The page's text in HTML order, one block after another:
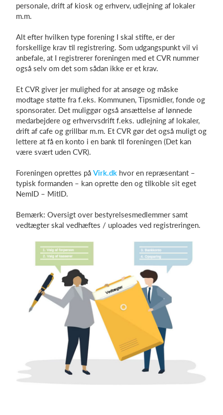
personale, drift af kiosk og erhverv, udlejning af lokaler
m.m.
Alt efter hvilken type forening I skal stifte, er der
forskellige krav til registrering. Som udgangspunkt vil vi
anbefale, at I registrerer foreningen med et CVR nummer
også selv om det som sådan ikke er et krav.
Et CVR giver jer mulighed for at ansøge og måske
modtage støtte fra f.eks. Kommunen, Tipsmidler, fonde og
sponsorater. Det muliggør også ansættelse af lønnede
medarbejdere og erhvervsdrift f.eks. udlejning af lokaler,
drift af cafe og grillbar m.m. Et CVR gør det også muligt og
lettere at få en konto i en bank til foreningen (Det kan
være svært uden CVR).
Foreningen oprettes på Virk.dk hvor en repræsentant –
typisk formanden – kan oprette den og tilkoble sit eget
NemID – MitID.
Bemærk: Oversigt over bestyrelsesmedlemmer samt
vedtægter skal vedhæftes / uploades ved registreringen.